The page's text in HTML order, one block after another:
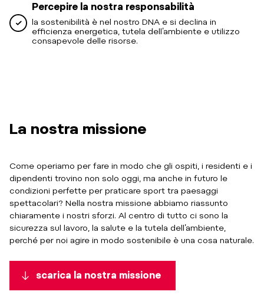
Percepire la nostra responsabilità
la sostenibilità è nel nostro DNA e si declina in
efficienza energetica, tutela dell’ambiente e utilizzo
consapevole delle risorse.
La nostra missione
Come operiamo per fare in modo che gli ospiti, i residenti e i
dipendenti trovino non solo oggi, ma anche in futuro le
condizioni perfette per praticare sport tra paesaggi
spettacolari? Nella nostra missione abbiamo riassunto
chiaramente i nostri sforzi. Al centro di tutto ci sono la
sicurezza sul lavoro, la salute e la tutela dell’ambiente,
perché per noi agire in modo sostenibile è una cosa naturale.
scarica la nostra missione